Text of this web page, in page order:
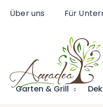
InhaltÜber uns Für
Garten & Grill